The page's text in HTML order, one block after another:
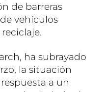
de barreras
vehículos
ha subrayado
la situación
a un